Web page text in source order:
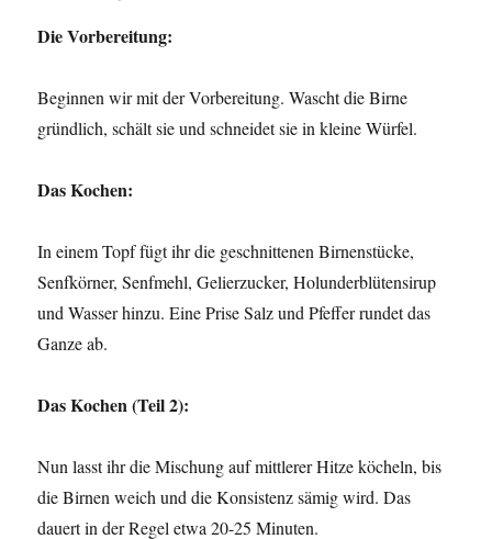
Die Vorbereitung:
Beginnen wir mit der Vorbereitung. Wascht die Birne
gründlich, schält sie und schneidet sie in kleine Würfel.
Das Kochen:
In einem Topf fügt ihr die geschnittenen Birnenstücke,
Senfkörner, Senfmehl, Gelierzucker, Holunderblütensirup
und Wasser hinzu. Eine Prise Salz und Pfeffer rundet das
Ganze ab.
Das Kochen (Teil 2):
Nun lasst ihr die Mischung auf mittlerer Hitze köcheln, bis
die Birnen weich und die Konsistenz sämig wird. Das
dauert in der Regel etwa 20-25 Minuten.